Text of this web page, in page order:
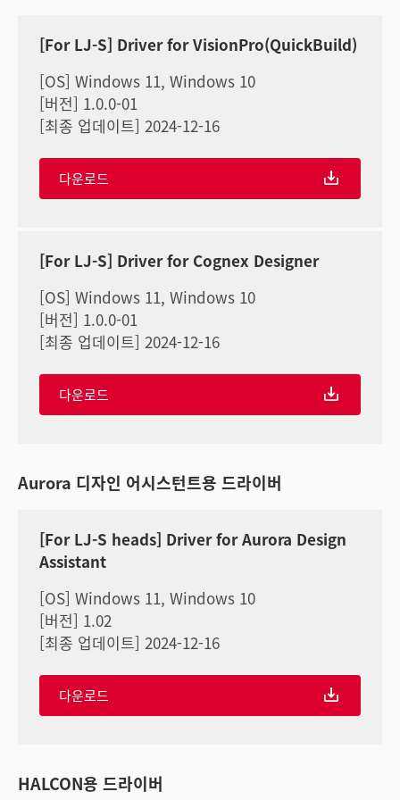
[For LJ-S] Driver for VisionPro(QuickBuild)
[OS] Windows 11, Windows 10
[버전] 1.0.0-01
[최종 업데이트] 2024-12-16
다운로드
[For LJ-S] Driver for Cognex Designer
[OS] Windows 11, Windows 10
[버전] 1.0.0-01
[최종 업데이트] 2024-12-16
다운로드
Aurora 디자인 어시스턴트용 드라이버
[For LJ-S heads] Driver for Aurora Design
Assistant
[OS] Windows 11, Windows 10
[버전] 1.02
[최종 업데이트] 2024-12-16
다운로드
HALCON용 드라이버